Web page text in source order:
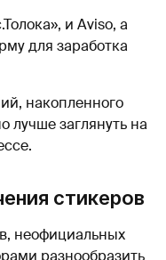
и Aviso, а
для заработка
накопленного
лучше заглянуть на
стикеров
неофициальных
разнообразить